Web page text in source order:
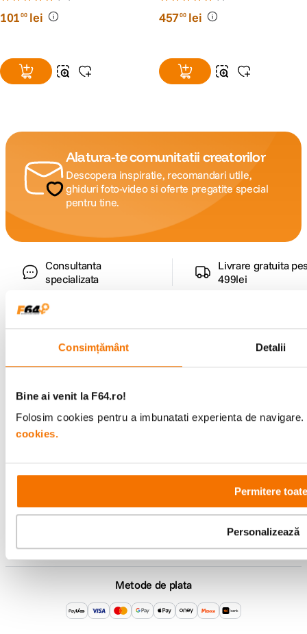
Consimțământ Detalii
Bine ai venit la F64.ro!
Folosim cookies pentru a imbunatati experienta de
cookies.
Permitere toate
Personalizează
10100 lei 45700 lei
Alatura-te comunitatii creatorilor
Descopera inspiratie, recomandari utile,
ghiduri foto-video si oferte pregatite special
pentru tine.
Consultanta
specializata
Livrare gratuita
499lei
Comenzi si livrare
Service si garantii
F64 Studio
Urmareste-ne
Metode de plata